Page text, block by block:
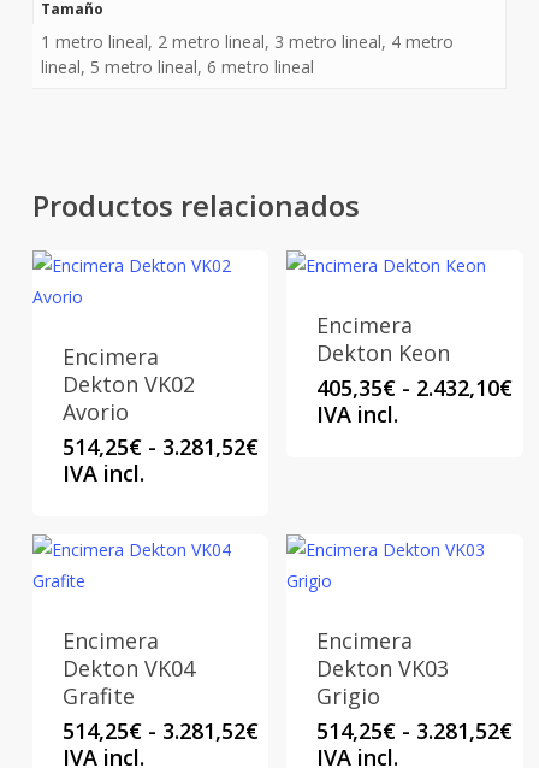
Tamaño
1 metro lineal, 2 metro lineal, 3 metro lineal, 4 metro
lineal, 5 metro lineal, 6 metro lineal
Productos relacionados
Encimera
Dekton VK02
Avorio
514,25€ - 3.281,52€Rango
514,25€
hasta
IVA incl.
Encimera
Dekton Keon
405,35€ - 2.432,10€
IVA incl.
Encimera
Dekton VK04
Grafite
514,25€ - 3.281,52€Rango
IVA incl.
Encimera
Dekton VK03
Grigio
514,25€ - 3.281,52€
IVA incl.